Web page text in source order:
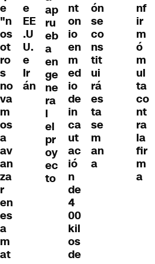
e
"n
os
ot
ro
s
no
va
m
os
a
av
an
za
r
en
es
a
m
at
e
EE
.U
U.
e
Ir
án
ap
ru
eb
a
en
ge
ne
ra
l
el
pr
oy
ec
to
nt
on
io
en
m
ed
io
de
in
ca
ut
ac
ió
n
de
4
00
kil
os
de
ón
se
co
ns
tit
ui
rá
es
ta
se
m
an
a
nf
ir
m
ó
m
ul
ta
co
nt
ra
la
fir
m
a